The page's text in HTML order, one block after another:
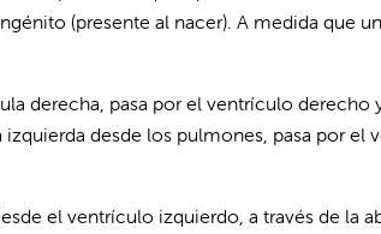
(presente al nacer). A medida que
derecha, pasa por el ventrículo derecho
desde los pulmones, pasa por el
el ventrículo izquierdo, a través de la